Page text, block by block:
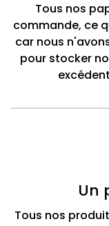
Tous nos
commande, ce
car nous
pour stocker
Un
Tous nos